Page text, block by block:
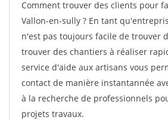
Comment trouver des clients pour
Vallon-en-sully ? En tant
n'est pas toujours facile de trouver
trouver des chantiers à réaliser
service d'aide aux artisans vous
contact de manière instantannée
à la recherche de professionnels
projets travaux.